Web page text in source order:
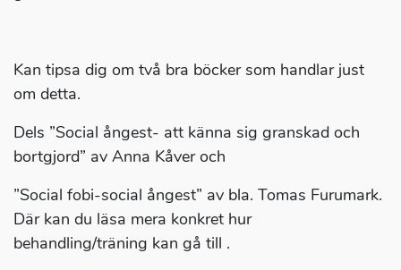
Kan tipsa dig om två bra böcker som handlar just
om detta.
Dels ”Social ångest- att känna sig granskad och
bortgjord” av Anna Kåver och
”Social fobi-social ångest” av bla. Tomas Furumark.
Där kan du läsa mera konkret hur
behandling/träning kan gå till .